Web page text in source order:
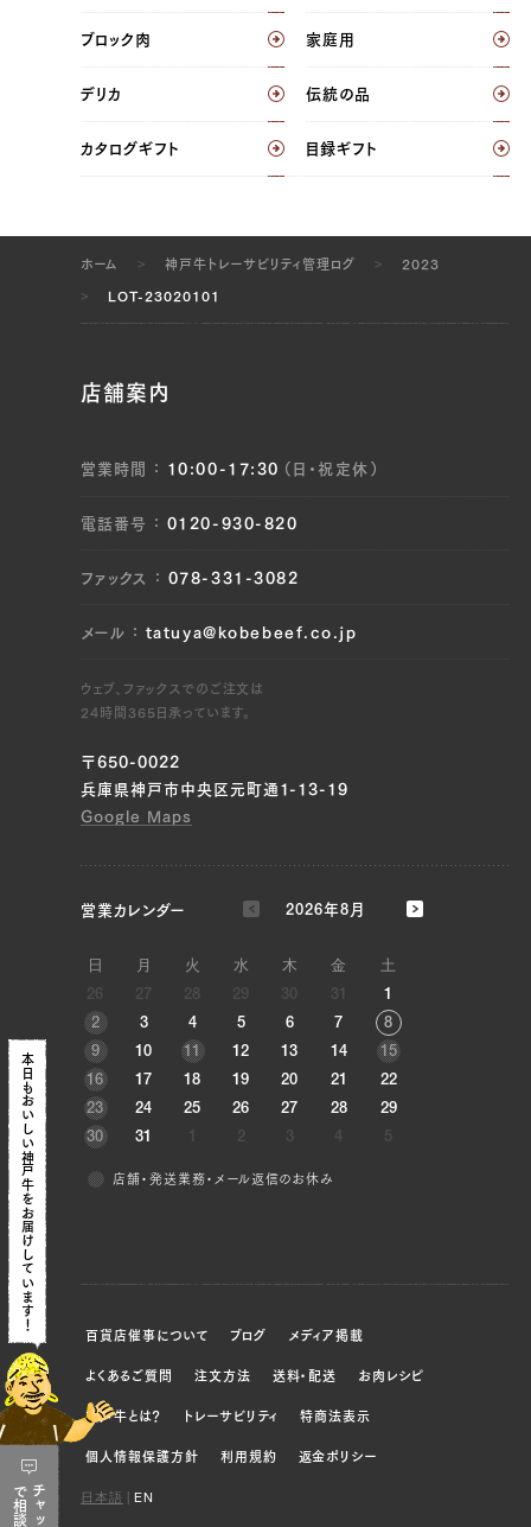
三角バラ（左）, 三角バラ（右）, ブリスケ（左）,
ル（左）, マル（右）, ラムイチ（左）, ラムイチ（右）
JP1409271008
JP1609910899
（右）, トンビ（左）, トンビ（右）
三角バラ（左）, 三角バラ（右）, ウデ（左）, ウデ
三角バラ（左）, 三角バラ（右）, ウデ（左）, ウデ
（右）, トンビ（左）, トンビ（右）
三角バラ（右）, ウチヒラ（左）, ウチヒラ（右）, マ
ル（左）, マル（右）, ラムイチ（左）, ラムイチ（右）
ブリスケ（左）, ブリスケ（右）
三角バラ（左）, 三角バラ（右）, ブリスケ（左）,
ブリスケ（右）, ウデ（左）, ウデ（右）, トンビ
（左）, トンビ（右）
JP1377192787
ブリスケ（左）, ブリスケ（右）, ウデ（左）, ウデ
（右）, トンビ（左）, トンビ（右）, リブロース（左）,
ラムイチ（右）, ソトヒラ（左）, ソトヒラ（右）
JP1391901655
ブリスケ（左）, ブリスケ（右）, ウデ（左）, ウデ
（右）, トンビ（左）, トンビ（右）
JP1409844936
ブリスケ（左）, ブリスケ（右）, ウデ（左）, ウデ
ブロック肉 家庭用
デリカ 伝統の品
カタログギフト 目録ギフト
ホーム 神戸牛トレーサビリティ管理ログ 2023
LOT-23020101
店舗案内
営業時間 10:00-17:30（日・祝定休）
電話番号 0120-930-820
ファックス 078-331-3082
メール tatuya@kobebeef.co.jp
ウェブ、ファックスでのご注文は
24時間365日承っています。
〒650-0022
兵庫県神戸市中央区元町通1-13-19
Google Maps
営業カレンダー 2026年8月
日 月 火 水 木 金
土
26
27 28 29 30 31
1
2
3 4 5 6 7
8
9
10 11 12 13 14
15
16
17 18 19 20 21
22
23
24 25 26 27 28
29
30
31 1 2 3 4 5
店舗・発送業務・メール返信のお休み
百貨店催事について ブログ メディア掲載
よくあるご質問 注文方法 送料・配送 お肉レシピ
神戸牛とは？ トレーサビリティ 特商法表示
個人情報保護方針 利用規約 返金ポリシー
日本語 EN
本日も
おいしい神戸牛を
お届けしています！
チャット
で
相談